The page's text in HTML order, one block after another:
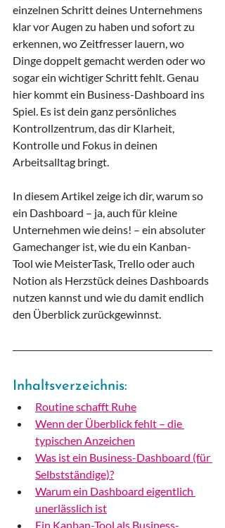
einzelnen Schritt deines Unternehmens
klar vor Augen zu haben und sofort zu
erkennen, wo Zeitfresser lauern, wo
Dinge doppelt gemacht werden oder wo
sogar ein wichtiger Schritt fehlt. Genau
hier kommt ein Business-Dashboard ins
Spiel. Es ist dein ganz persönliches
Kontrollzentrum, das dir Klarheit,
Kontrolle und Fokus in deinen
Arbeitsalltag bringt.
In diesem Artikel zeige ich dir, warum so
ein Dashboard – ja, auch für kleine
Unternehmen wie deins! – ein absoluter
Gamechanger ist, wie du ein Kanban-
Tool wie MeisterTask, Trello oder auch
Notion als Herzstück deines Dashboards
nutzen kannst und wie du damit endlich
den Überblick zurückgewinnst.
Inhaltsverzeichnis:
Routine schafft Ruhe
Wenn der Überblick fehlt – die
typischen Anzeichen
Was ist ein Business-Dashboard (für
Selbstständige)?
Warum ein Dashboard eigentlich
unerlässlich ist
Ein Kanban-Tool als Business-